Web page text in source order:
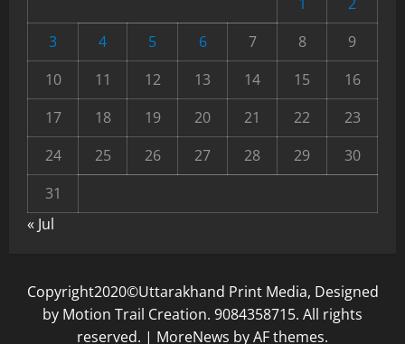
3
4 5 6 7 8
9
10
11 12 13 14 15
16
17
18 19 20 21 22
23
24
25 26 27 28 29
30
31
« Jul
Copyright2020©Uttarakhand Print Media, Designed
by Motion Trail Creation. 9084358715. All rights
reserved. | MoreNews by AF themes.